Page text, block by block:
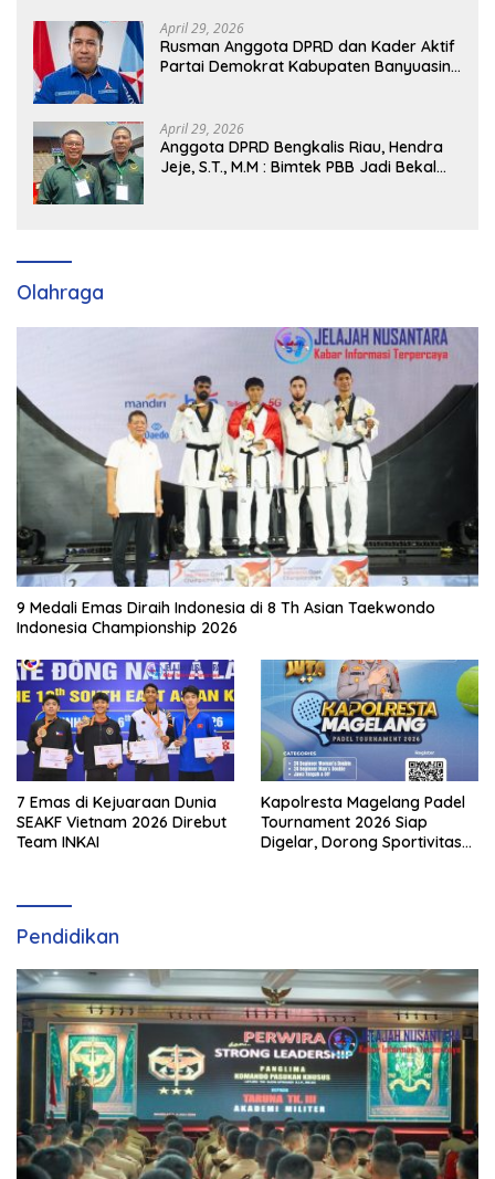
April 29, 2026
Rusman Anggota DPRD dan Kader Aktif
Partai Demokrat Kabupaten Banyuasin
April 29, 2026
Anggota DPRD Bengkalis Riau, Hendra
Jeje, S.T., M.M : Bimtek PBB Jadi Bekal
Olahraga
9 Medali Emas Diraih Indonesia di 8 Th Asian Taekwondo
Indonesia Championship 2026
7 Emas di Kejuaraan Dunia
SEAKF Vietnam 2026 Direbut
Team INKAI
Kapolresta Magelang Padel
Tournament 2026 Siap
Digelar, Dorong Sportivitas
Pendidikan